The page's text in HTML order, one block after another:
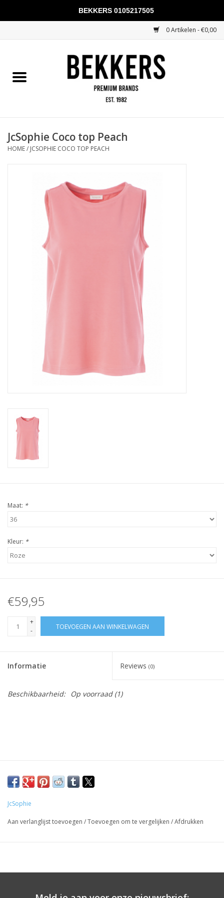
0 Artikelen - €0,00
Mannen
KADOBONNEN
JcSophie Coco top Peach
HOME/ JCSOPHIE COCO TOP PEACH
Maat: *
Kleur: *
€59,95
+
-
TOEVOEGEN AAN WINKELWAGEN
Informatie Reviews (0)
Beschikbaarheid: Op voorraad(1)
JcSophie
Aan verlanglijst toevoegen /Toevoegen om te vergelijken /Afdrukken
BEKKERS 0105217505